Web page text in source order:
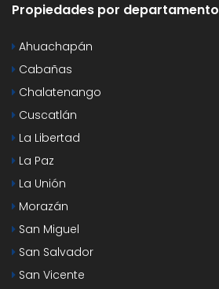
Propiedades por departamento
Ahuachapán
Cabañas
Chalatenango
Cuscatlán
La Libertad
La Paz
La Unión
Morazán
San Miguel
San Salvador
San Vicente